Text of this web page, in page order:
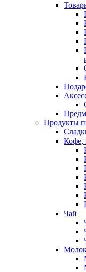
Продукты
Кофе,
Чай